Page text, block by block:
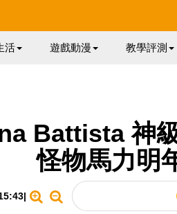
活 遊戲動漫 教學評測
Battista 神
怪物馬力明
|